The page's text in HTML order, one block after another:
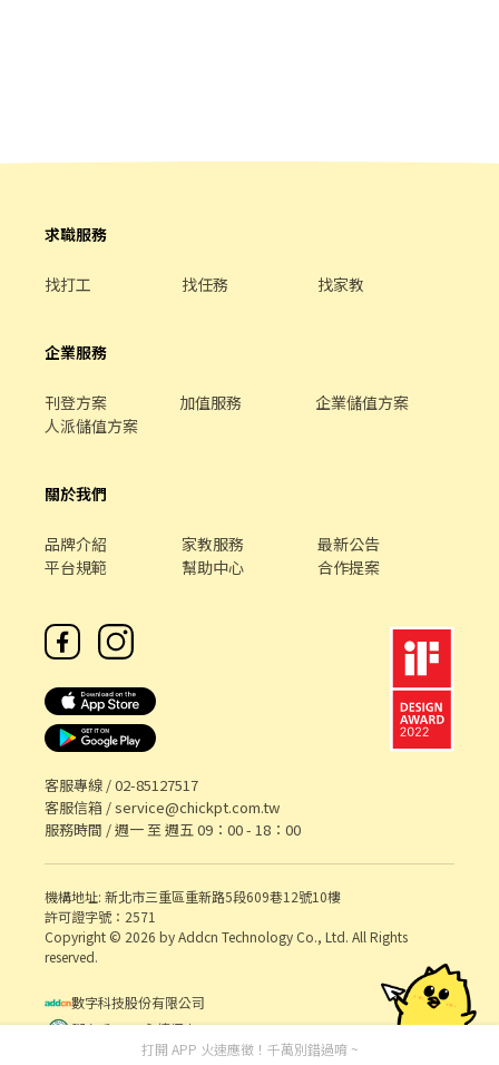
求職服務
找打工 找任務 找家教
企業服務
刊登方案 加值服務
企業儲值方案
人派儲值方案
關於我們
品牌介紹 家教服務
最新公告
平台規範
幫助中心 合作提案
客服專線 /02-85127517
客服信箱 /service@chickpt.com.tw
服務時間 / 週一 至 週五 09：00 - 18：00
機構地址: 新北市三重區重新路5段609巷12號10樓
許可證字號：2571
Copyright © 2026 by Addcn Technology Co., Ltd. All Rights
reserved.
數字科技股份有限公司
鄧白氏 ESG 永續標章
打開 APP 火速應徵！千萬別錯過唷 ~